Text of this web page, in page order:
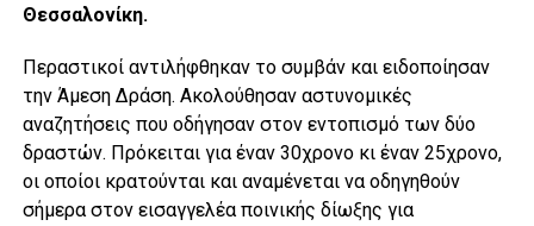
Θεσσαλονίκη.
Περαστικοί αντιλήφθηκαν το συμβάν και ειδοποίησαν
την Άμεση Δράση. Ακολούθησαν αστυνομικές
αναζητήσεις που οδήγησαν στον εντοπισμό των δύο
δραστών. Πρόκειται για έναν 30χρονο κι έναν 25χρονο,
οι οποίοι κρατούνται και αναμένεται να οδηγηθούν
σήμερα στον εισαγγελέα ποινικής δίωξης για